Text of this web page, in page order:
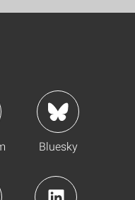
Bluesky